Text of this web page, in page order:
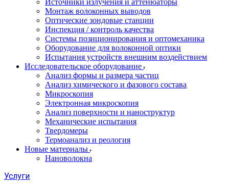
Источники излучения и аттенюаторы
Монтаж волоконных выводов
Оптические зондовые станции
Инспекция / контроль качества
Системы позиционирования и оптомеханика
Оборудование для волоконной оптики
Испытания устройств внешним воздействием
Исследовательское оборудование
Анализ формы и размера частиц
Анализ химического и фазового состава
Микроскопия
Электронная микроскопия
Анализ поверхности и наноструктур
Механические испытания
Твердомеры
Термоанализ и реология
Новые материалы
Нановолокна
Услуги